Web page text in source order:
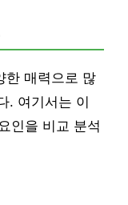
한 매력으로 많
. 여기서는 이
인을 비교 분석